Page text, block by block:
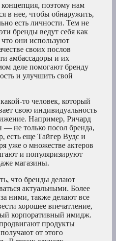
поэтому нам
в нее, чтобы обнаружить,
есть личности. Тем не
бренды ведут себя как
они используют
своих послов
амбассадоры и их
деле помогают бренду
и улучшить свой
то человек, который
свою индивидуальность
Например, Ричард
не только посол бренда,
есть еще Тайгер Вудс и
уже о множестве актеров
и популяризируют
магазины.
что бренды делают
актуальными. Более
ними, также делают все
хорошее впечатление,
корпоративный имидж.
продукты
от этого